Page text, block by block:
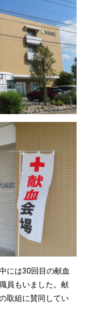
には30回目の献血
員もいました。献
取組に賛同してい